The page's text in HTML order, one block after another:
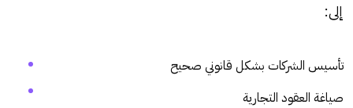
إلى:
تأسيس الشركات بشكل قانوني صحيح
صياغة العقود التجارية